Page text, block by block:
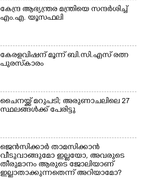
കേന്ദ്ര ആഭ്യന്ത്രര മന്ത്രിയെ സന്ദർശിച്ച്
എം.എ. യൂസഫലി
കേരളവിഷന് മൂന്ന് ബി.സി.എസ് രത്ന
പുരസ്‌കാരം
ചൈനയ്ക്ക് മറുപടി; അരുണാചലിലെ 27
സ്ഥലങ്ങൾക്ക് പേരിട്ടു
ജെൻസിക്കാർ താമസിക്കാൻ
വീടുവാങ്ങുമോ ഇല്ലയോ, അവരുടെ
തീരുമാനം ആരുടെ ജോലിയാണ്
ഇല്ലാതാക്കുന്നതെന്ന് അറിയാമോ?